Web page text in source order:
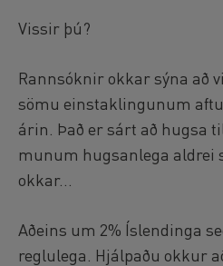
Vissir þú?
Rannsóknir okkar sýna að
sömu einstaklingunum
árin. Það er sárt að hugsa
munum hugsanlega aldrei
okkar...
Aðeins um 2% Íslendinga
reglulega. Hjálpaðu okkur